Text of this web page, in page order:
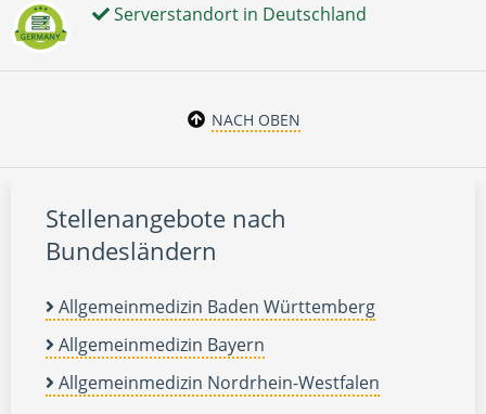
Serverstandort in Deutschland
NACH OBEN
Stellenangebote nach
Bundesländern
Allgemeinmedizin Baden Württemberg
Allgemeinmedizin Bayern
Allgemeinmedizin Nordrhein-Westfalen